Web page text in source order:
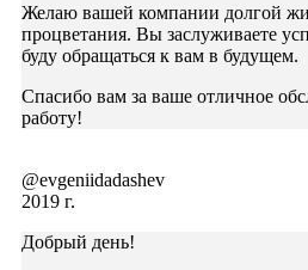
Желаю вашей компании долгой
процветания. Вы заслуживаете
буду обращаться к вам в будущем.
Спасибо вам за ваше отличное
работу!
@evgeniidadashev
2019 г.
Добрый день!